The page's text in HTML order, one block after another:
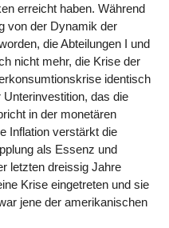
erreicht haben. Während
von der Dynamik der
die Abteilungen I und
nicht mehr, die Krise der
identisch
das die
in der monetären
Inflation verstärkt die
als Essenz und
letzten dreissig Jahre
Krise eingetreten und sie
jene der amerikanischen